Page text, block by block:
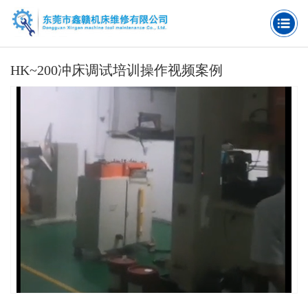
HK~200冲床调试培训操作视频案例